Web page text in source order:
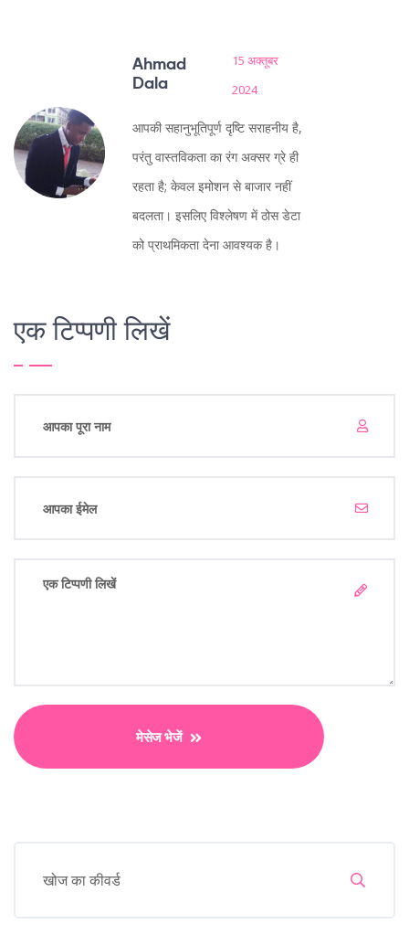
Ahmad
Dala
15 अक्तूबर
2024
आपकी सहानुभूतिपूर्ण दृष्टि सराहनीय है,
परंतु वास्तविकता का रंग अक्सर ग्रे ही
रहता है; केवल इमोशन से बाजार नहीं
बदलता। इसलिए विश्लेषण में ठोस डेटा
को प्राथमिकता देना आवश्यक है।
एक टिप्पणी लिखें
मेसेज भेजें